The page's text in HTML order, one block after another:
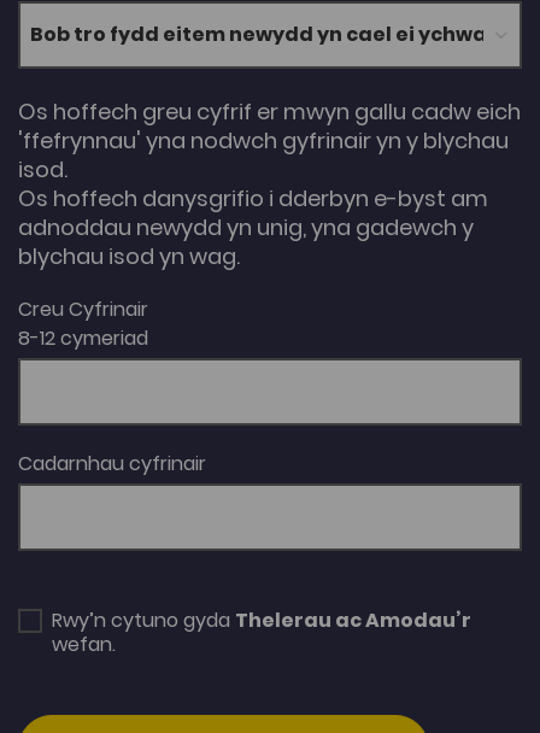
Os hoffech greu cyfrif er mwyn gallu cadw eich
'ffefrynnau' yna nodwch gyfrinair yn y blychau
isod.
Os hoffech danysgrifio i dderbyn e-byst am
adnoddau newydd yn unig, yna gadewch y
blychau isod yn wag.
Creu Cyfrinair
8-12 cymeriad
Cadarnhau cyfrinair
Rwy’n cytuno gyda Thelerau ac Amodau’r
wefan.